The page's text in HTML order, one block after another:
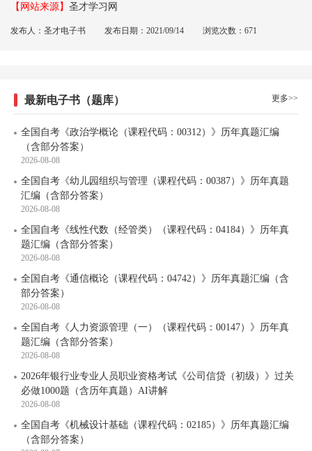
【网站来源】 圣才学习网
发布人：圣才电子书 发布日期：2021/09/14 浏览次数：671
更多>>
最新电子书（题库）
全国自考《政治学概论（课程代码：00312）》历年真题汇编
（含部分答案）
2026-08-08
全国自考《幼儿园组织与管理（课程代码：00387）》历年真题
汇编（含部分答案）
2026-08-08
全国自考《线性代数（经管类）（课程代码：04184）》历年真
题汇编（含部分答案）
2026-08-08
全国自考《通信概论（课程代码：04742）》历年真题汇编（含
部分答案）
2026-08-08
全国自考《人力资源管理（一）（课程代码：00147）》历年真
题汇编（含部分答案）
2026-08-08
2026年银行业专业人员职业资格考试《公司信贷（初级）》过关
必做1000题（含历年真题）AI讲解
2026-08-08
全国自考《机械设计基础（课程代码：02185）》历年真题汇编
（含部分答案）